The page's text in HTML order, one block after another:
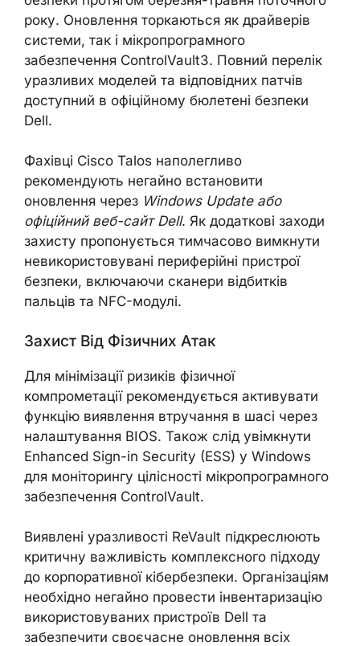
року. Оновлення торкаються як драйверів
системи, так і мікропрограмного
забезпечення ControlVault3. Повний перелік
уразливих моделей та відповідних патчів
доступний в офіційному бюлетені безпеки
Dell.
Фахівці Cisco Talos наполегливо
рекомендують негайно встановити
оновлення через Windows Update або
офіційний веб-сайт Dell. Як додаткові заходи
захисту пропонується тимчасово вимкнути
невикористовувані периферійні пристрої
безпеки, включаючи сканери відбитків
пальців та NFC-модулі.
Захист Від Фізичних Атак
Для мінімізації ризиків фізичної
компрометації рекомендується активувати
функцію виявлення втручання в шасі через
налаштування BIOS. Також слід увімкнути
Enhanced Sign-in Security (ESS) у Windows
для моніторингу цілісності мікропрограмного
забезпечення ControlVault.
Виявлені уразливості ReVault підкреслюють
критичну важливість комплексного підходу
до корпоративної кібербезпеки. Організаціям
необхідно негайно провести інвентаризацію
використовуваних пристроїв Dell та
забезпечити своєчасне оновлення всіх